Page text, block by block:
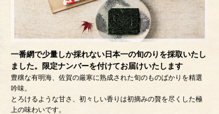
一番網で少量しか採れない日本一の旬のりを採取いたし
ました。限定ナンバーを付けてお届けいたします
豊穣な有明海、佐賀の厳寒に熟成された旬のものばかりを精選
吟味。
とろけるような甘さ、初々しい香りは初摘みの贅を尽くした極
上の味わいです。